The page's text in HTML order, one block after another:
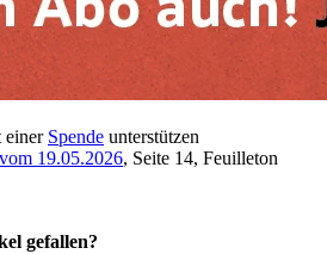
einer Spende unterstützen
19.05.2026, Seite 14, Feuilleton
gefallen?